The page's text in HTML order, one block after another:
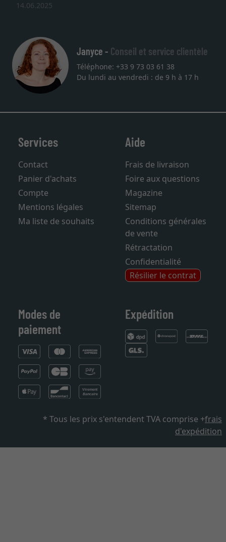
Janyce - Conseil et service clientèle
Téléphone: +33 9 73 03 61 38
Services
Contact
Panier d'achats
Compte
Mentions légales
Aide
Frais de livraison
Foire aux questions
Magazine
Sitemap
Conditions générales
de vente
Rétractation
Confidentialité
Résilier le contrat
Modes de
paiement
Expédition
* Tous les prix s'entendent TVA comprise +frais